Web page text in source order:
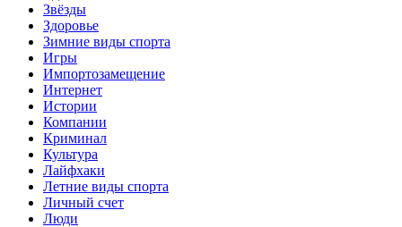
Звёзды
Здоровье
Зимние виды спорта
Игры
Импортозамещение
Интернет
Истории
Компании
Криминал
Культура
Лайфхаки
Летние виды спорта
Личный счет
Люди